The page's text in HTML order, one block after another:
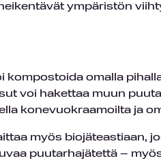
ympäristön
kompostoida omalla
voi hakettaa muun
konevuokraamoilta ja
myös biojäteastiaan,
puutarhajätettä –